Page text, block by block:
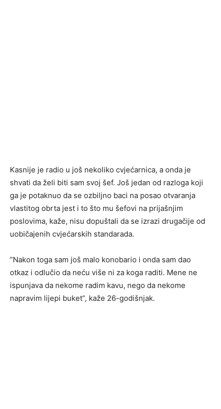
Kasnije je radio u još nekoliko cvjećarnica, a onda je
shvati da želi biti sam svoj šef. Još jedan od razloga koji
ga je potaknuo da se ozbiljno baci na posao otvaranja
vlastitog obrta jest i to što mu šefovi na prijašnjim
poslovima, kaže, nisu dopuštali da se izrazi drugačije od
uobičajenih cvjećarskih standarada.
”Nakon toga sam još malo konobario i onda sam dao
otkaz i odlučio da neću više ni za koga raditi. Mene ne
ispunjava da nekome radim kavu, nego da nekome
napravim lijepi buket”, kaže 26-godišnjak.